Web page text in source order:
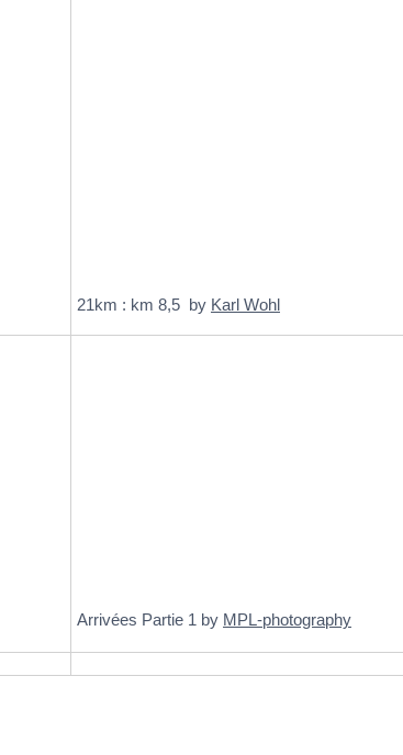
21km : km 8,5 by Karl Wohl
Arrivées Partie 1 by MPL-photography